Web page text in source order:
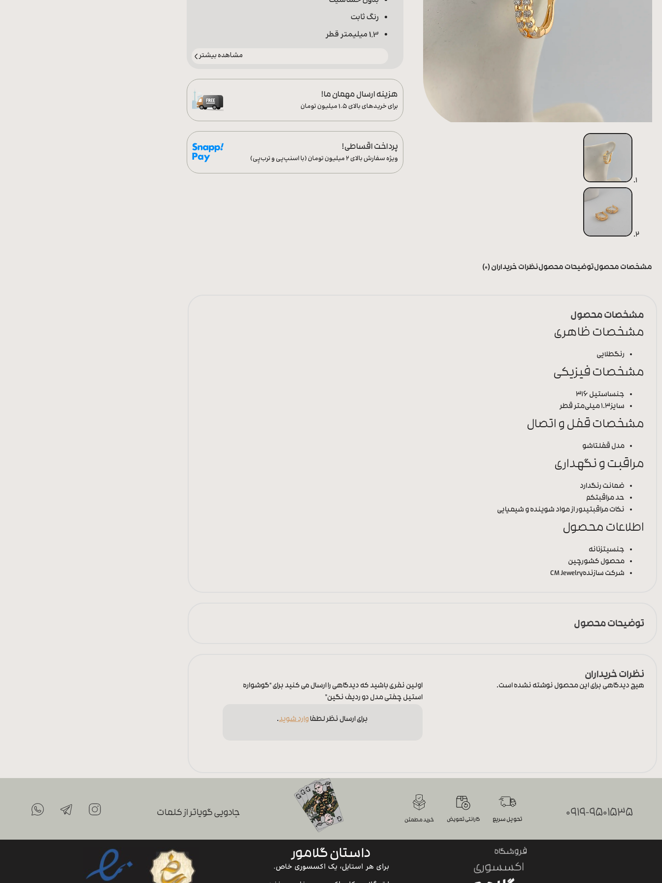
رنگ ثابت
1,3 میلیمتر قطر
مشاهده بیشتر
هزینه ارسال مهمان ما!
برای خریدهای بالای ۱.۵ میلیون تومان
پرداخت اقساطی!
ویژه سفارش‌ بالای ۲ میلیون تومان (با اسنپ‌پی و ترب‌پِی)
مشخصات محصولتوضیحات محصولنظرات خریداران (0)
مشخصات محصول
مشخصات ظاهری
رنگطلایی
مشخصات فیزیکی
جنساستیل 316
سایز1.3 میلی‌متر قطر
مشخصات قفل و اتصال
مدل قفلتاشو
مراقبت و نگهداری
ضمانت رنگدارد
حد مراقبتکم
نکات مراقبتیدور از مواد شوینده و شیمیایی
اطلاعات محصول
جنسیتزنانه
محصول کشورچین
شرکت سازندهCM Jewelry
توضیحات محصول
نظرات خریداران
هیچ دیدگاهی برای این محصول نوشته نشده است.
اولین نفری باشید که دیدگاهی را ارسال می کنید برای “گوشواره
استیل چفتی مدل دو ردیف نگین”
برای ارسال نظر لطفاوارد شوید.
0919-9501535 تحویل سریع گارانتی تعویض خرید مطمئن
جادویی گویاتر از کلمات
داستان گلامور
برای هر استایل، یک اکسسوری خاص.